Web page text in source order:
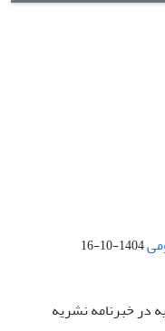
1404-10-16
در خبرنامه نشریه